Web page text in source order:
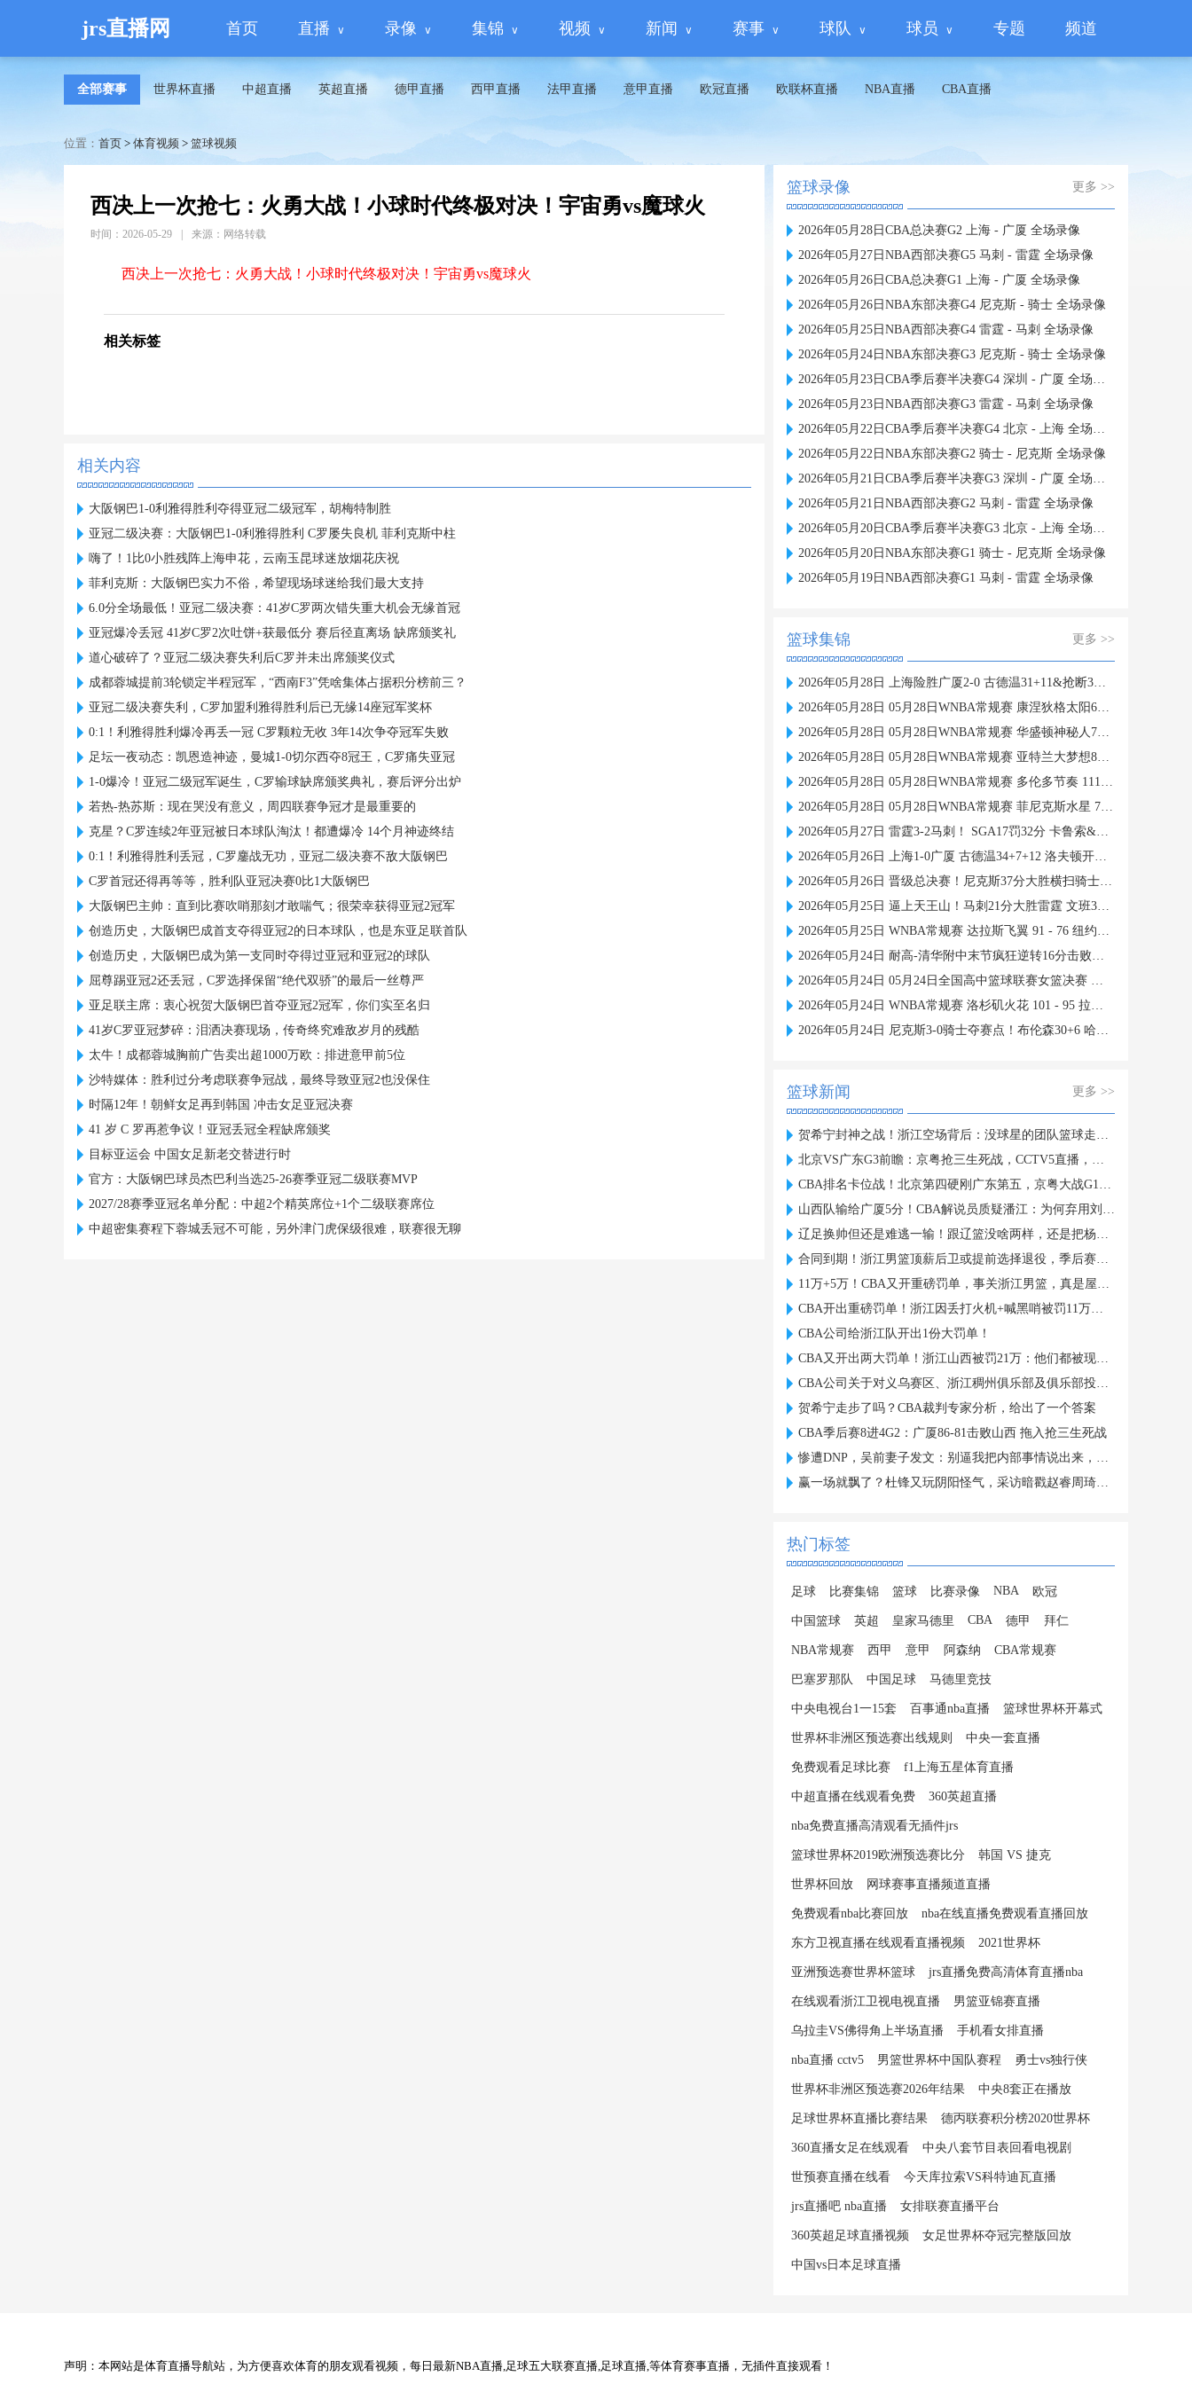
jrs直播网 首页 直播 录像 集锦 视频 新闻 赛事 球队 球员 专题 频道
全部赛事 世界杯直播 中超直播 英超直播 德甲直播 西甲直播 法甲直播 意甲直播 欧冠直播 欧联杯直播 NBA直播 CBA直播
位置： 首页 > 体育视频 > 篮球视频
西决上一次抢七：火勇大战！小球时代终极对决！宇宙勇vs魔球火
时间：2026-05-29 来源：网络转载
西决上一次抢七：火勇大战！小球时代终极对决！宇宙勇vs魔球火
相关标签
相关内容
大阪钢巴1-0利雅得胜利夺得亚冠二级冠军，胡梅特制胜
亚冠二级决赛：大阪钢巴1-0利雅得胜利 C罗屡失良机 菲利克斯中柱
嗨了！1比0小胜残阵上海申花，云南玉昆球迷放烟花庆祝
菲利克斯：大阪钢巴实力不俗，希望现场球迷给我们最大支持
6.0分全场最低！亚冠二级决赛：41岁C罗两次错失重大机会无缘首冠
亚冠爆冷丢冠 41岁C罗2次吐饼+获最低分 赛后径直离场 缺席颁奖礼
道心破碎了？亚冠二级决赛失利后C罗并未出席颁奖仪式
成都蓉城提前3轮锁定半程冠军，“西南F3”凭啥集体占据积分榜前三？
亚冠二级决赛失利，C罗加盟利雅得胜利后已无缘14座冠军奖杯
0:1！利雅得胜利爆冷再丢一冠 C罗颗粒无收 3年14次争夺冠军失败
足坛一夜动态：凯恩造神迹，曼城1-0切尔西夺8冠王，C罗痛失亚冠
1-0爆冷！亚冠二级冠军诞生，C罗输球缺席颁奖典礼，赛后评分出炉
若热-热苏斯：现在哭没有意义，周四联赛争冠才是最重要的
克星？C罗连续2年亚冠被日本球队淘汰！都遭爆冷 14个月神迹终结
0:1！利雅得胜利丢冠，C罗鏖战无功，亚冠二级决赛不敌大阪钢巴
C罗首冠还得再等等，胜利队亚冠决赛0比1大阪钢巴
大阪钢巴主帅：直到比赛吹哨那刻才敢喘气；很荣幸获得亚冠2冠军
创造历史，大阪钢巴成首支夺得亚冠2的日本球队，也是东亚足联首队
创造历史，大阪钢巴成为第一支同时夺得过亚冠和亚冠2的球队
屈尊踢亚冠2还丢冠，C罗选择保留“绝代双骄”的最后一丝尊严
亚足联主席：衷心祝贺大阪钢巴首夺亚冠2冠军，你们实至名归
41岁C罗亚冠梦碎：泪洒决赛现场，传奇终究难敌岁月的残酷
太牛！成都蓉城胸前广告卖出超1000万欧：排进意甲前5位
沙特媒体：胜利过分考虑联赛争冠战，最终导致亚冠2也没保住
时隔12年！朝鲜女足再到韩国 冲击女足亚冠决赛
41 岁 C 罗再惹争议！亚冠丢冠全程缺席颁奖
目标亚运会 中国女足新老交替进行时
官方：大阪钢巴球员杰巴利当选25-26赛季亚冠二级联赛MVP
2027/28赛季亚冠名单分配：中超2个精英席位+1个二级联赛席位
中超密集赛程下蓉城丢冠不可能，另外津门虎保级很难，联赛很无聊
篮球录像 更多 >>
2026年05月28日CBA总决赛G2 上海 - 广厦 全场录像
2026年05月27日NBA西部决赛G5 马刺 - 雷霆 全场录像
2026年05月26日CBA总决赛G1 上海 - 广厦 全场录像
2026年05月26日NBA东部决赛G4 尼克斯 - 骑士 全场录像
2026年05月25日NBA西部决赛G4 雷霆 - 马刺 全场录像
2026年05月24日NBA东部决赛G3 尼克斯 - 骑士 全场录像
2026年05月23日CBA季后赛半决赛G4 深圳 - 广厦 全场录像
2026年05月23日NBA西部决赛G3 雷霆 - 马刺 全场录像
2026年05月22日CBA季后赛半决赛G4 北京 - 上海 全场录像
2026年05月22日NBA东部决赛G2 骑士 - 尼克斯 全场录像
2026年05月21日CBA季后赛半决赛G3 深圳 - 广厦 全场录像
2026年05月21日NBA西部决赛G2 马刺 - 雷霆 全场录像
2026年05月20日CBA季后赛半决赛G3 北京 - 上海 全场录像
2026年05月20日NBA东部决赛G1 骑士 - 尼克斯 全场录像
2026年05月19日NBA西部决赛G1 马刺 - 雷霆 全场录像
篮球集锦 更多 >>
2026年05月28日 上海险胜广厦2-0 古德温31+11&抢断3分压哨绝杀 布朗空砍50分
2026年05月28日 05月28日WNBA常规赛 康涅狄格太阳61-71波特兰火焰 全场集锦
2026年05月28日 05月28日WNBA常规赛 华盛顿神秘人78-64西雅图风暴 全场集锦
2026年05月28日 05月28日WNBA常规赛 亚特兰大梦想81-96明尼苏达山猫 全场集锦
2026年05月28日 05月28日WNBA常规赛 多伦多节奏 111 - 104 芝加哥天空 集锦
2026年05月28日 05月28日WNBA常规赛 菲尼克斯水星 74 - 84 纽约自由人 集锦
2026年05月27日 雷霆3-2马刺！ SGA17罚32分 卡鲁索&魔仙合砍42分 文班15中4
2026年05月26日 上海1-0广厦 古德温34+7+12 洛夫顿开场伤退 孙铭徽0分&5失误
2026年05月26日 晋级总决赛！尼克斯37分大胜横扫骑士 唐斯19分 哈登2球5失误
2026年05月25日 逼上天王山！马刺21分大胜雷霆 文班33+8+5 亚历山大19+7
2026年05月25日 WNBA常规赛 达拉斯飞翼 91 - 76 纽约自由人 集锦
2026年05月24日 耐高-清华附中末节疯狂逆转16分击败回浦中学夺得校史第15冠
2026年05月24日 05月24日全国高中篮球联赛女篮决赛 济源一中 56 - 76 东北师大附中 全场集锦
2026年05月24日 WNBA常规赛 洛杉矶火花 101 - 95 拉斯维加斯王牌 全场集锦
2026年05月24日 尼克斯3-0骑士夺赛点！布伦森30+6 哈登&米切尔合计11失误
篮球新闻 更多 >>
贺希宁封神之战！浙江空场背后：没球星的团队篮球走不动？
北京VS广东G3前瞻：京粤抢三生死战，CCTV5直播，胜者PK上海
CBA排名卡位战！北京第四硬刚广东第五，京粤大战G1定生死
山西队输给广厦5分！CBA解说员质疑潘江：为何弃用刘传兴？
辽足换帅但还是难逃一输！跟辽篮没啥两样，还是把杨鸣请回来吧？
合同到期！浙江男篮顶薪后卫或提前选择退役，季后赛场均仅2分3板
11万+5万！CBA又开重磅罚单，事关浙江男篮，真是屋漏偏逢连夜雨
CBA开出重磅罚单！浙江因丢打火机+喊黑哨被罚11万，老板还被禁赛
CBA公司给浙江队开出1份大罚单！
CBA又开出两大罚单！浙江山西被罚21万：他们都被现场球迷坑惨了
CBA公司关于对义乌赛区、浙江稠州俱乐部及俱乐部投资人金子军处罚的函
贺希宁走步了吗？CBA裁判专家分析，给出了一个答案
CBA季后赛8进4G2：广厦86-81击败山西 拖入抢三生死战
惨遭DNP，吴前妻子发文：别逼我把内部事情说出来，希望能被尊重
赢一场就飘了？杜锋又玩阴阳怪气，采访暗戳赵睿周琦或内涵许利民
热门标签
足球 比赛集锦 篮球 比赛录像 NBA 欧冠
中国篮球 英超 皇家马德里 CBA 德甲 拜仁
NBA常规赛 西甲 意甲 阿森纳 CBA常规赛
巴塞罗那队 中国足球 马德里竞技
中央电视台1一15套 百事通nba直播 篮球世界杯开幕式
世界杯非洲区预选赛出线规则 中央一套直播
免费观看足球比赛 f1上海五星体育直播
中超直播在线观看免费 360英超直播
nba免费直播高清观看无插件jrs
篮球世界杯2019欧洲预选赛比分 韩国 VS 捷克
世界杯回放 网球赛事直播频道直播
免费观看nba比赛回放 nba在线直播免费观看直播回放
东方卫视直播在线观看直播视频 2021世界杯
亚洲预选赛世界杯篮球 jrs直播免费高清体育直播nba
在线观看浙江卫视电视直播 男篮亚锦赛直播
乌拉圭VS佛得角上半场直播 手机看女排直播
nba直播 cctv5 男篮世界杯中国队赛程 勇士vs独行侠
世界杯非洲区预选赛2026年结果 中央8套正在播放
足球世界杯直播比赛结果 德丙联赛积分榜2020世界杯
360直播女足在线观看 中央八套节目表回看电视剧
世预赛直播在线看 今天库拉索VS科特迪瓦直播
jrs直播吧 nba直播 女排联赛直播平台
360英超足球直播视频 女足世界杯夺冠完整版回放
中国vs日本足球直播
声明：本网站是体育直播导航站，为方便喜欢体育的朋友观看视频，每日最新NBA直播,足球五大联赛直播,足球直播,等体育赛事直播，无插件直接观看！